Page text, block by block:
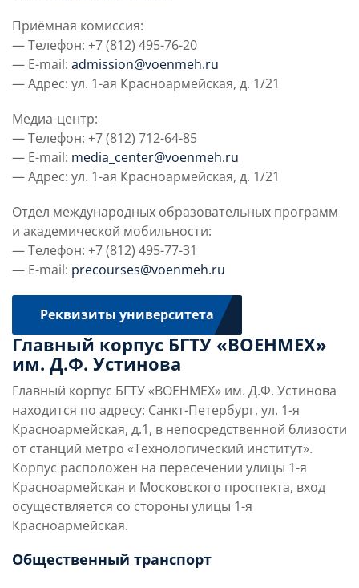
НИОКР
Приёмная комиссия:
— Телефон: +7 (812) 495-76-20
— E-mail: admission@voenmeh.ru
— Адрес: ул. 1-ая Красноармейская, д. 1/21
Медиа-центр:
— Телефон: +7 (812) 712-64-85
— E-mail: media_center@voenmeh.ru
— Адрес: ул. 1-ая Красноармейская, д. 1/21
Отдел международных образовательных программ
и академической мобильности:
— Телефон: +7 (812) 495-77-31
— E-mail: precourses@voenmeh.ru
Реквизиты университета
Главный корпус БГТУ «ВОЕНМЕХ»
им. Д.Ф. Устинова
Главный корпус БГТУ «ВОЕНМЕХ» им. Д.Ф. Устинова
находится по адресу: Санкт-Петербург, ул. 1-я
Красноармейская, д.1, в непосредственной близости
от станций метро «Технологический институт».
Корпус расположен на пересечении улицы 1-я
Красноармейская и Московского проспекта, вход
осуществляется со стороны улицы 1-я
Красноармейская.
Общественный транспорт